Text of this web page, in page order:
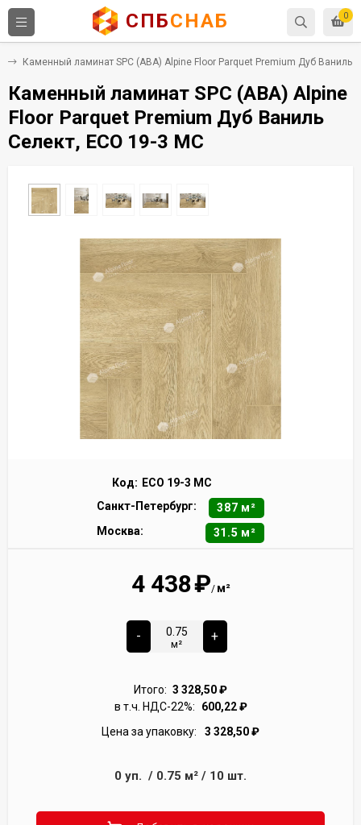
0
СПБСНАБ
Каменный ламинат SPC (ABA) Alpine Floor Parquet Premium Дуб Ваниль
Каменный ламинат SPC (ABA) Alpine
Floor Parquet Premium Дуб Ваниль
Селект, ECO 19-3 MC
Код: ECO 19-3 MC
Санкт-Петербург:
387 м²
Москва:
31.5 м²
4 438₽/ м²
-
м²
+
Итого: 3 328,50₽
в т.ч. НДС-22%:
600,22₽
Цена за упаковку:
3 328,50₽
0 уп. / 0.75 м² / 10 шт.